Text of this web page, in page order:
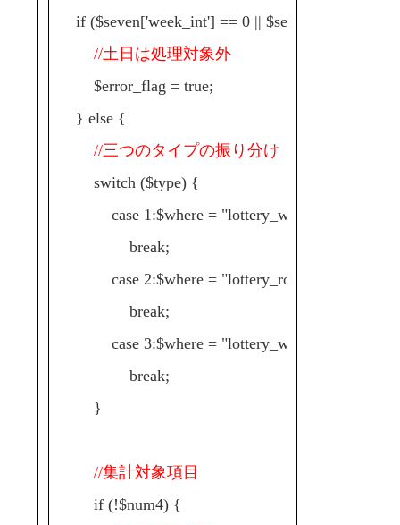
if ($seven['week_int'] == 0 || $seven['week_int']
//土日は処理対象外
$error_flag = true;
} else {
//三つのタイプの振り分け（データベース
switch ($type) {
case 1:$where =
break;
case 2:$where =
break;
case 3:$where =
break;
}
//集計対象項目
if (!$num4) {